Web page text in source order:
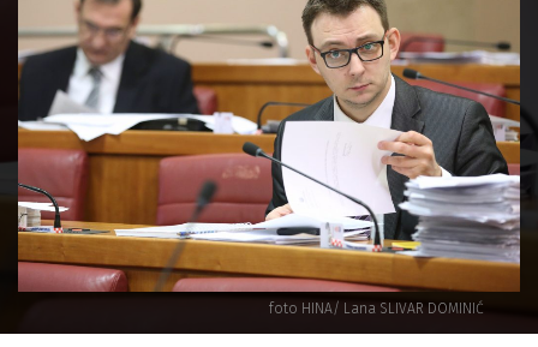
foto HINA/ Lana SLIVAR DOMINIĆ